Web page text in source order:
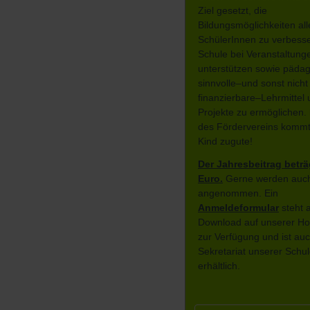
Unterstützung der
Kreispolizeibehörde
einiger Eltern
Nach Abschluss der
Radfahrausbildung
Kinder in einer
und praktischen
sie selbstständig das
anwenden können.
Gegen Ende des 4.
Schuljahres findet
auf unserem Schulhof
Stehen zusätzliche
Personalstunden zur
Verfügung, können
zusätzliche
kleinen Gruppen
werden, die
ausgleichen oder
Neigungen und
stärken.
Sonderpädagogische
Unterstützung
aufgrund von
oder erheblichen
Einschränkungen. Die
Ludgerischule ist
Schule des
Lernens.
Ziel gesetzt, die
Bildungsmöglichkeiten
SchülerInnen zu
Schule bei
unterstützen sowie
sinnvolle–und sonst nicht
finanzierbare–Lehrmittel
Projekte zu ermöglichen.
des Fördervereins
Kind zugute!
Der Jahresbeitrag
Euro. Gerne werden
angenommen. Ein
Anmeldeformular steht
Download auf unserer
zur Verfügung und ist
Sekretariat unserer
erhältlich.